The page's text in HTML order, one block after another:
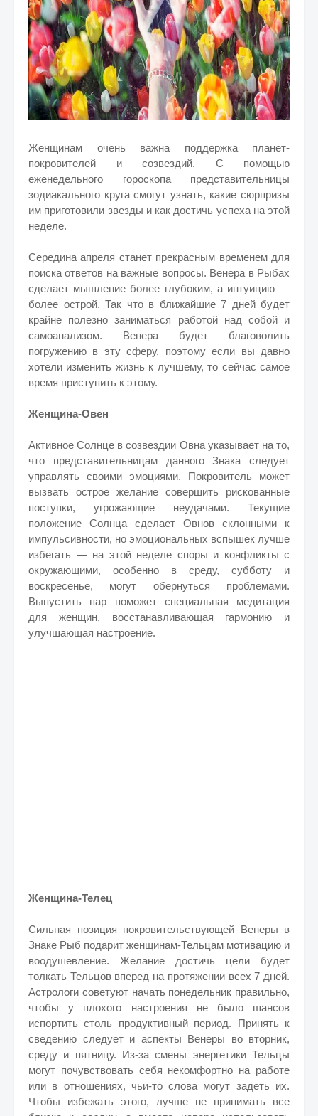
Женщинам очень важна поддержка планет-
покровителей и созвездий. С помощью
еженедельного гороскопа представительницы
зодиакального круга смогут узнать, какие сюрпризы
им приготовили звезды и как достичь успеха на этой
неделе.
Середина апреля станет прекрасным временем для
поиска ответов на важные вопросы. Венера в Рыбах
сделает мышление более глубоким, а интуицию —
более острой. Так что в ближайшие 7 дней будет
крайне полезно заниматься работой над собой и
самоанализом. Венера будет благоволить
погружению в эту сферу, поэтому если вы давно
хотели изменить жизнь к лучшему, то сейчас самое
время приступить к этому.
Женщина-Овен
Активное Солнце в созвездии Овна указывает на то,
что представительницам данного Знака следует
управлять своими эмоциями. Покровитель может
вызвать острое желание совершить рискованные
поступки, угрожающие неудачами. Текущие
положение Солнца сделает Овнов склонными к
импульсивности, но эмоциональных вспышек лучше
избегать — на этой неделе споры и конфликты с
окружающими, особенно в среду, субботу и
воскресенье, могут обернуться проблемами.
Выпустить пар поможет специальная медитация
для женщин, восстанавливающая гармонию и
улучшающая настроение.
Женщина-Телец
Сильная позиция покровительствующей Венеры в
Знаке Рыб подарит женщинам-Тельцам мотивацию и
воодушевление. Желание достичь цели будет
толкать Тельцов вперед на протяжении всех 7 дней.
Астрологи советуют начать понедельник правильно,
чтобы у плохого настроения не было шансов
испортить столь продуктивный период. Принять к
сведению следует и аспекты Венеры во вторник,
среду и пятницу. Из-за смены энергетики Тельцы
могут почувствовать себя некомфортно на работе
или в отношениях, чьи-то слова могут задеть их.
Чтобы избежать этого, лучше не принимать все